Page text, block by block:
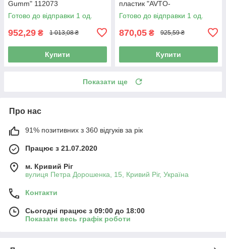
Gumm" 112073
Готово до відправки 1 од.
952,29 ₴ 1 013,08 ₴
Купити
пластик "AVTO-
Gumm"211593
Готово до відправки 1 од.
870,05 ₴ 925,59 ₴
Купити
Показати ще
Про нас
91% позитивних з 360 відгуків за рік
Працює з 21.07.2020
м. Кривий Ріг
вулиця Петра Дорошенка, 15, Кривий Ріг, Україна
Контакти
Сьогодні працює з 09:00 до 18:00
Показати весь графік роботи